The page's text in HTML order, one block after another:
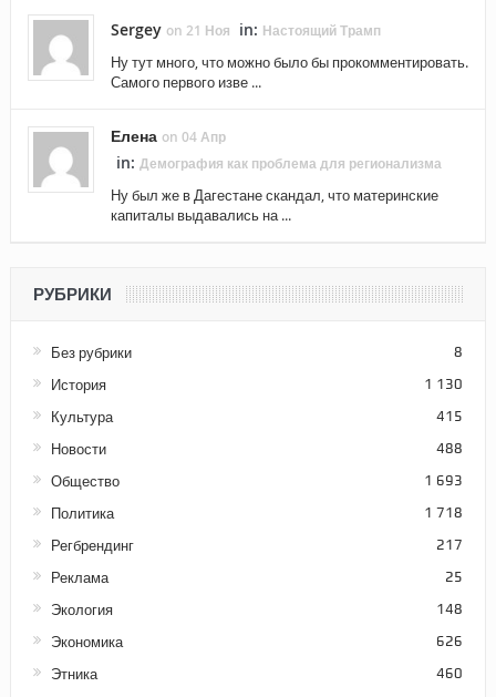
Sergey on 21 Ноя in: Настоящий Трамп
Ну тут много, что можно было бы прокомментировать.
Самого первого изве ...
Елена on 04 Апр
in: Демография как проблема для регионализма
Ну был же в Дагестане скандал, что материнские
капиталы выдавались на ...
РУБРИКИ
Без рубрики 8
История 1 130
Культура 415
Новости 488
Общество 1 693
Политика 1 718
Регбрендинг 217
Реклама 25
Экология 148
Экономика 626
Этника 460